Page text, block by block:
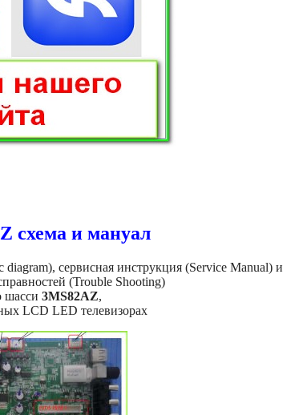
схема и мануал
сервисная инструкция (Service Manual) и
(Trouble Shooting)
шасси 3MS82AZ,
LCD LED телевизорах